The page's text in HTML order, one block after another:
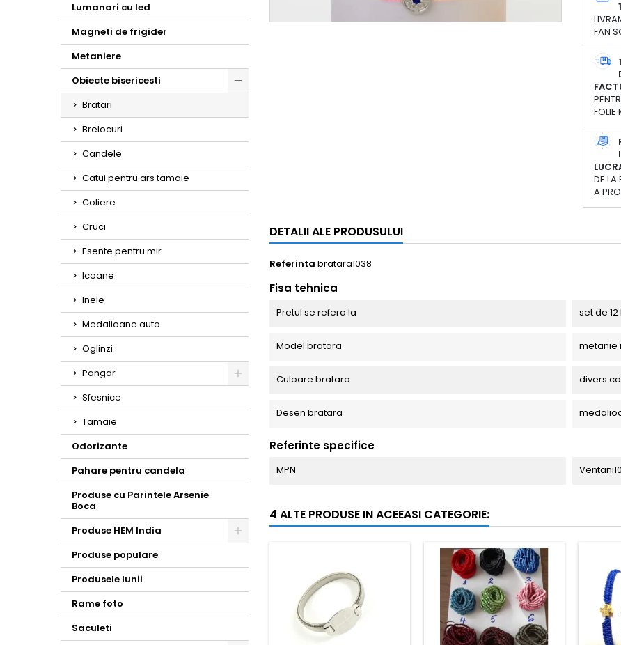
Lumanari cu led
Magneti de frigider
Metaniere
Obiecte bisericesti
Bratari
Brelocuri
Candele
Catui pentru ars tamaie
Coliere
Cruci
Esente pentru mir
Icoane
Inele
Medalioane auto
Oglinzi
Pangar
Sfesnice
Tamaie
Odorizante
Pahare pentru candela
Produse cu Parintele Arsenie
Boca
Produse HEM India
Produse populare
Produsele lunii
Rame foto
Saculeti
FAN
FOLIE
DE LA
A
DETALII ALE PRODUSULUI
Referinta bratara1038
Fisa tehnica
Pretul se refera la set de
Model bratara metanie
Culoare bratara divers
Desen bratara
Referinte specifice
MPN
4 ALTE PRODUSE IN ACEEASI CATEGORIE: